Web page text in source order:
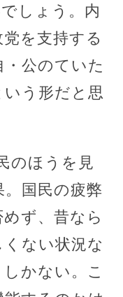
しょう。内
を支持する
公のていた
う形だと思
のほうを見
国民の疲弊
ず、昔なら
ない状況な
かない。こ